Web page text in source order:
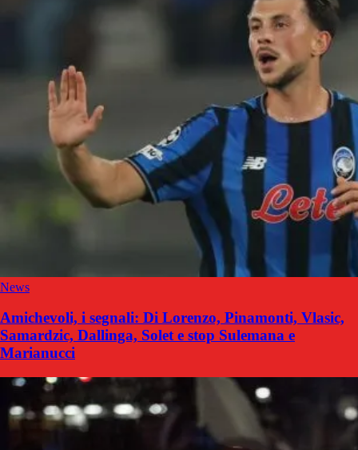
News
Amichevoli, i segnali: Di Lorenzo, Pinamonti, Vlasic,
Samardzic, Dallinga, Solet e stop Sulemana e
Marianucci